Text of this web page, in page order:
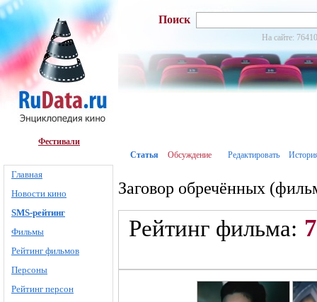
Фестивали
Главная
Новости кино
SMS-рейтинг
Фильмы
Рейтинг фильмов
Персоны
Рейтинг персон
Поиск
На сайте:
Статья Обсуждение Редактировать
Заговор обречённых
Рейтинг фильма: 7